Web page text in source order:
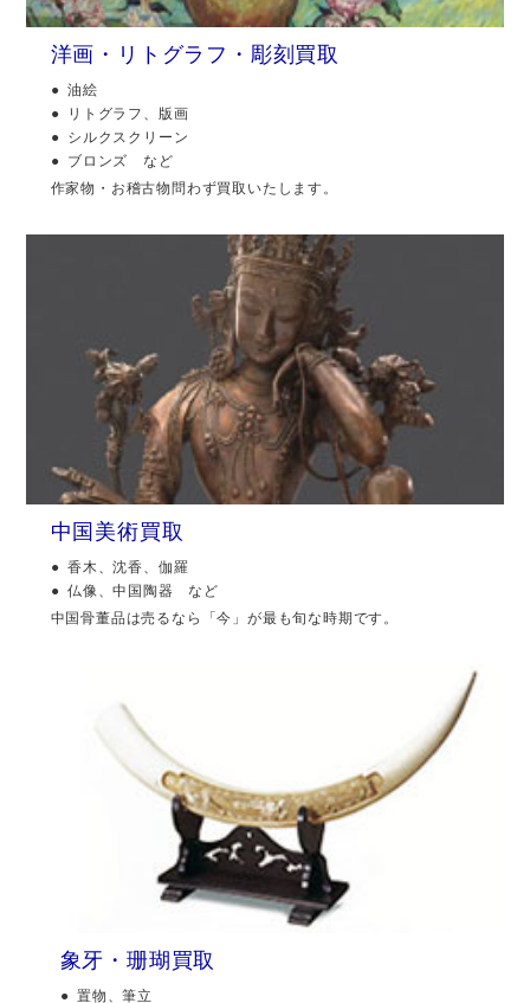
洋画・リトグラフ・彫刻買取
油絵
リトグラフ、版画
シルクスクリーン
ブロンズ など
作家物・お稽古物問わず買取いたします。
中国美術買取
香木、沈香、伽羅
仏像、中国陶器 など
中国骨董品は売るなら「今」が最も旬な時期です。
象牙・珊瑚買取
置物、筆立